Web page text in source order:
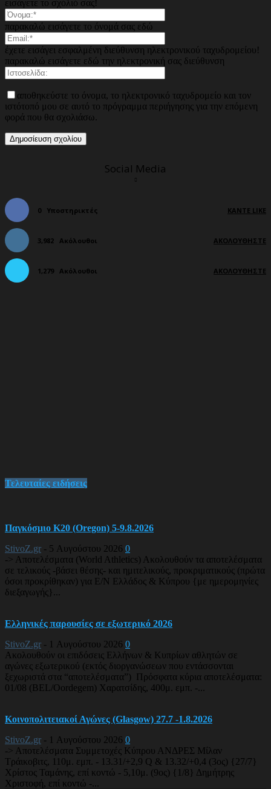
εισάγετε το σχόλιό σας!
παρακαλώ εισάγετε το όνομά σας εδώ
έχετε εισάγει εσφαλμένη διεύθυνση ηλεκτρονικού ταχυδρομείου!
παρακαλώ εισάγετε εδώ την ηλεκτρονική σας διεύθυνση
αποθηκεύστε το όνομα, το ηλεκτρονικό ταχυδρομείο και τον
ιστότοπό μου σε αυτό το πρόγραμμα περιήγησης για την επόμενη
φορά που θα σχολιάσω.
Social Media
0 Υποστηρικτές ΚΆΝΤΕ LIKE
3,982 Ακόλουθοι ΑΚΟΛΟΥΘΉΣΤΕ
1,279 Ακόλουθοι ΑΚΟΛΟΥΘΉΣΤΕ
Τελευταίες ειδήσεις
Παγκόσμιο Κ20 (Oregon) 5-9.8.2026
StivoZ.gr - 5 Αυγούστου 2026 0
-> Αποτελέσματα (World Athletics) Ακολουθούν τα αποτελέσματα
σε τελικούς -βάσει θέσης- και ημιτελικούς, προκριματικούς (πρώτα
όσοι προκρίθηκαν) για Ε/Ν Ελλάδος & Κύπρου {με ημερομηνίες
διεξαγωγής}...
Ελληνικές παρουσίες σε εξωτερικό 2026
StivoZ.gr - 1 Αυγούστου 2026 0
Ακολουθούν οι επιδόσεις Ελλήνων & Κυπρίων αθλητών σε
αγώνες εξωτερικού (εκτός διοργανώσεων που εντάσσονται
ξεχωριστά στα “αποτελέσματα”) Πρόσφατα κύρια αποτελέσματα:
01/08 (BEL/Oordegem) Χαρατσίδης, 400μ. εμπ. -...
Κοινοπολιτειακοί Αγώνες (Glasgow) 27.7 -1.8.2026
StivoZ.gr - 1 Αυγούστου 2026 0
-> Αποτελέσματα Συμμετοχές Κύπρου ΑΝΔΡΕΣ Μίλαν
Τράικοβιτς, 110μ. εμπ. - 13.31/+2,9 Q & 13.32/+0,4 (3ος) {27/7}
Χρίστος Ταμάνης, επί κοντώ - 5,10μ. (9ος) {1/8} Δημήτρης
Χριστοφή, επί κοντώ -...